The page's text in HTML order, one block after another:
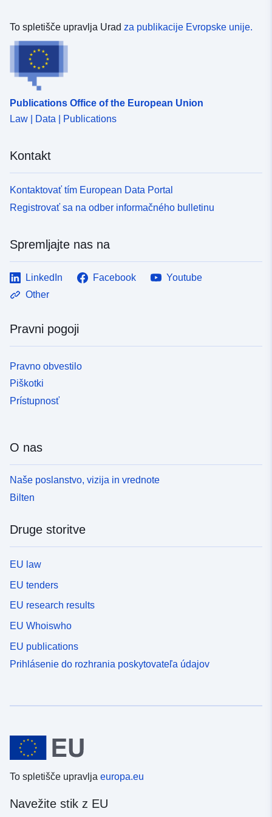
afa9-432c-9c01-82863caa2f35
To spletišče upravlja Urad za publikacije Evropske unije.
Publications Office of the European Union
Law | Data | Publications
Kontakt
Kontaktovať tím European Data Portal
Registrovať sa na odber informačného bulletinu
Spremljajte nas na
LinkedIn Facebook
Youtube
Other
Pravni pogoji
Pravno obvestilo
Piškotki
Prístupnosť
O nas
Naše poslanstvo, vizija in vrednote
Bilten
Druge storitve
EU law
EU tenders
EU research results
EU Whoiswho
EU publications
Prihlásenie do rozhrania poskytovateľa údajov
To spletišče upravlja europa.eu
Navežite stik z EU